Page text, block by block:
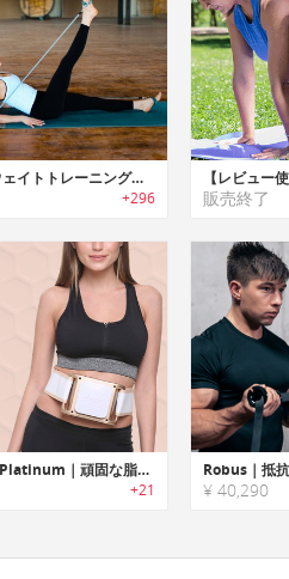
Flobody｜ウェイトトレーニングを自宅でできるポータブルフィットネスマット「フローボディ」
+296 販売終了
Fat Freezer Platinum｜頑固な脂肪を冷やして落とすポータブルダイエットデバイス「ファットフリーザープラチナム」
+21 ¥ 40,290